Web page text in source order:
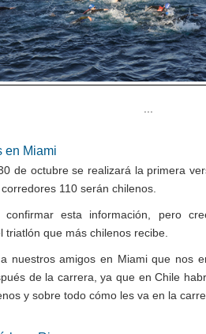
...
en Miami
de octubre se realizará la primera
110 serán chilenos.
confirmar esta información, pero
triatlón que más chilenos recibe.
nuestros amigos en Miami que nos
de la carrera, ya que en Chile
y sobre todo cómo les va en la